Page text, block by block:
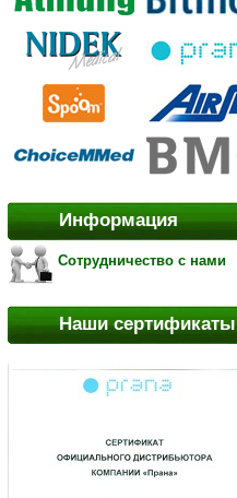
Информация
Сотрудничество с нами
Наши сертификаты